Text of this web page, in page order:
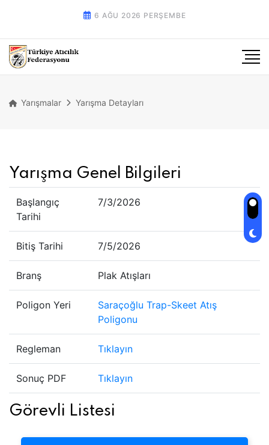
6 AĞU 2026 PERŞEMBE
Yarışmalar Yarışma Detayları
Yarışma Genel Bilgileri
Başlangıç
Tarihi
7/3/2026
Bitiş Tarihi 7/5/2026
Branş Plak Atışları
Poligon Yeri
Saraçoğlu Trap-Skeet Atış
Poligonu
Regleman Tıklayın
Sonuç PDF Tıklayın
Görevli Listesi